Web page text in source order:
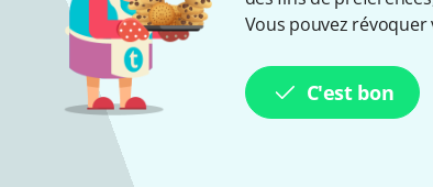
Vous pouvez
C'est bon